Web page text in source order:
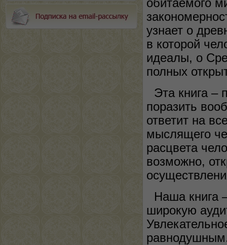
обитаемого
узнает о
в которой
идеалы, о
полных
Эта книга –
поразить
ответит на
мыслящего
расцвета
возможно,
Наша книга
широкую